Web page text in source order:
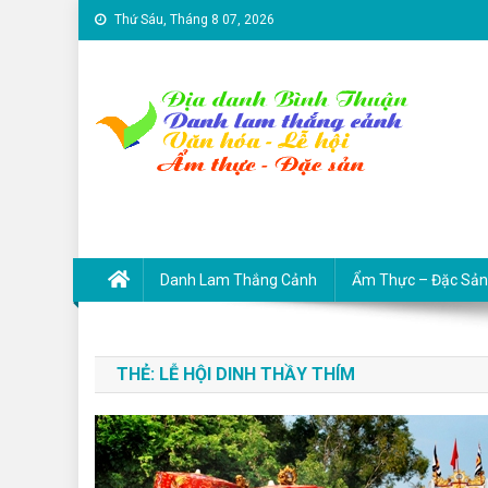
Skip to content
Thứ Sáu, Tháng 8 07, 2026
Địa danh Bình Thuận –
Danh Lam Thắng Cảnh Ẩm Thực – Đặc Sản
THẺ: LỄ HỘI DINH THẦY THÍM